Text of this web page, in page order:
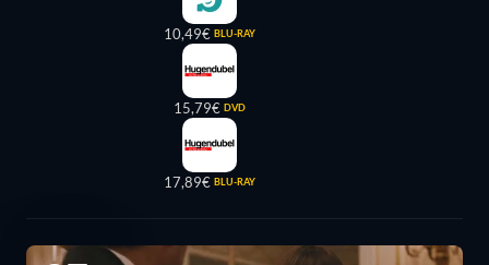
10,49€ BLU-RAY
15,79€ DVD
17,89€ BLU-RAY